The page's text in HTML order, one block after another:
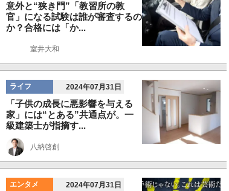
意外と“狭き門”「教習所の教
官」になる試験は誰が審査するの
か？合格には「か...
室井大和
ライフ 2024年07月31日
「子供の成長に悪影響を与える
家」には“とある”共通点が。一
級建築士が指摘す...
八納啓創
エンタメ 2024年07月31日